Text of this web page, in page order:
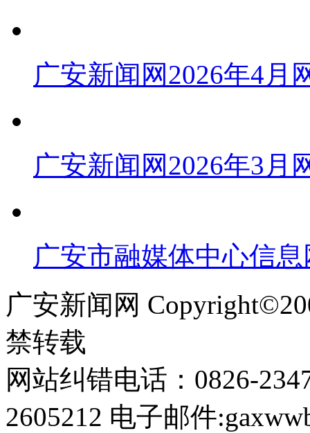
广安新闻网2026年4月
广安新闻网2026年3月
广安市融媒体中心信
广安新闻网
禁转载
网站纠错电话：0826-
2605212 电子邮件